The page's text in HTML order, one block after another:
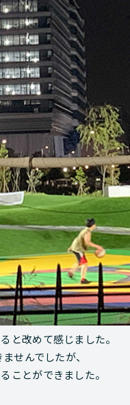
と改めて感じました。
せんでしたが、
ことができました。